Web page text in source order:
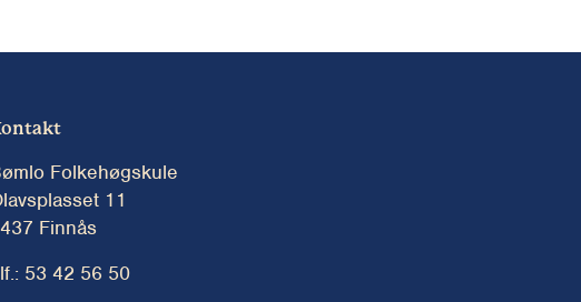
Folkehøgskule
11
Finnås
53 42 56 50